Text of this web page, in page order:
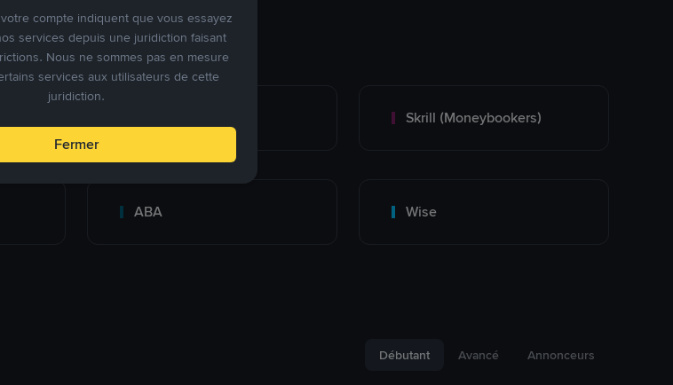
Skrill (Moneybookers)
ABA Wise
Débutant Avancé Annonceurs
compte indiquent que vous essayez
services depuis une juridiction faisant
Nous ne sommes pas en mesure
services aux utilisateurs de cette
juridiction.
Fermer